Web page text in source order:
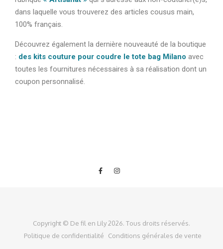
dans laquelle vous trouverez des articles cousus main,
100% français.
Découvrez également la dernière nouveauté de la boutique
: des kits couture pour coudre le tote bag Milano avec
toutes les fournitures nécessaires à sa réalisation dont un
coupon personnalisé.
Copyright © De fil en Lily 2026. Tous droits réservés.
Politique de confidentialité
Conditions générales de vente